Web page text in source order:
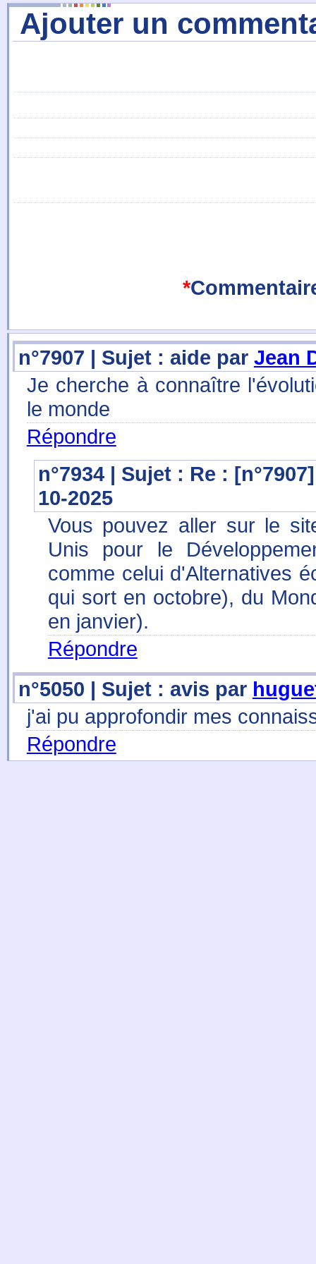
Ajouter un
*
n°7907 | Sujet : aide par Jean
Je cherche à connaître
le monde
Répondre
n°7934 | Sujet : Re :
10-2025
Vous pouvez aller sur le
Unis pour le
comme celui d'Alternatives
qui sort en octobre), du
en janvier).
Répondre
n°5050 | Sujet : avis par
j'ai pu approfondir mes
Répondre